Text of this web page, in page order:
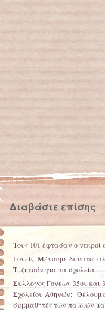
Διαβάστε επίσης
Τους 101 έφτασαν ο νεκροί
Γονείς: Μένουμε δυνατοί
Τι ζητούν για τα σχολεία
Σύλλογος Γονέων 35ου και
Σχολείου Αθηνών:
συμμαθητές των παιδιών